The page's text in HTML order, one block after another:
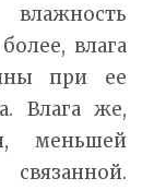
влага
при ее
Влага же,
меньшей